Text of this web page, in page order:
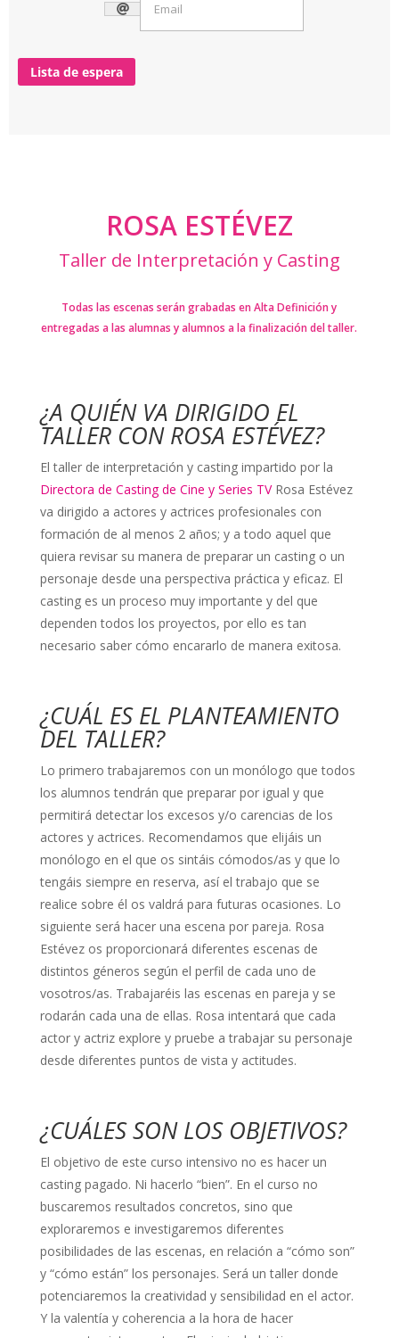
Lista de espera
ROSA ESTÉVEZ
Taller de Interpretación y Casting
Todas las escenas serán grabadas en Alta Definición y
entregadas a las alumnas y alumnos a la finalización del taller.
¿A QUIÉN VA DIRIGIDO EL
TALLER CON ROSA ESTÉVEZ?
El taller de interpretación y casting impartido por la
Directora de Casting de Cine y Series TVRosa Estévez
va dirigido a actores y actrices profesionales con
formación de al menos 2 años; y a todo aquel que
quiera revisar su manera de preparar un casting o un
personaje desde una perspectiva práctica y eficaz. El
casting es un proceso muy importante y del que
dependen todos los proyectos, por ello es tan
necesario saber cómo encararlo de manera exitosa.
¿CUÁL ES EL PLANTEAMIENTO
DEL TALLER?
Lo primero trabajaremos con un monólogo que todos
los alumnos tendrán que preparar por igual y que
permitirá detectar los excesos y/o carencias de los
actores y actrices. Recomendamos que elijáis un
monólogo en el que os sintáis cómodos/as y que lo
tengáis siempre en reserva, así el trabajo que se
realice sobre él os valdrá para futuras ocasiones. Lo
siguiente será hacer una escena por pareja. Rosa
Estévez os proporcionará diferentes escenas de
distintos géneros según el perfil de cada uno de
vosotros/as. Trabajaréis las escenas en pareja y se
rodarán cada una de ellas. Rosa intentará que cada
actor y actriz explore y pruebe a trabajar su personaje
desde diferentes puntos de vista y actitudes.
¿CUÁLES SON LOS OBJETIVOS?
El objetivo de este curso intensivo no es hacer un
casting pagado. Ni hacerlo “bien”. En el curso no
buscaremos resultados concretos, sino que
exploraremos e investigaremos diferentes
posibilidades de las escenas, en relación a “cómo son”
y “cómo están” los personajes. Será un taller donde
potenciaremos la creatividad y sensibilidad en el actor.
Y la valentía y coherencia a la hora de hacer